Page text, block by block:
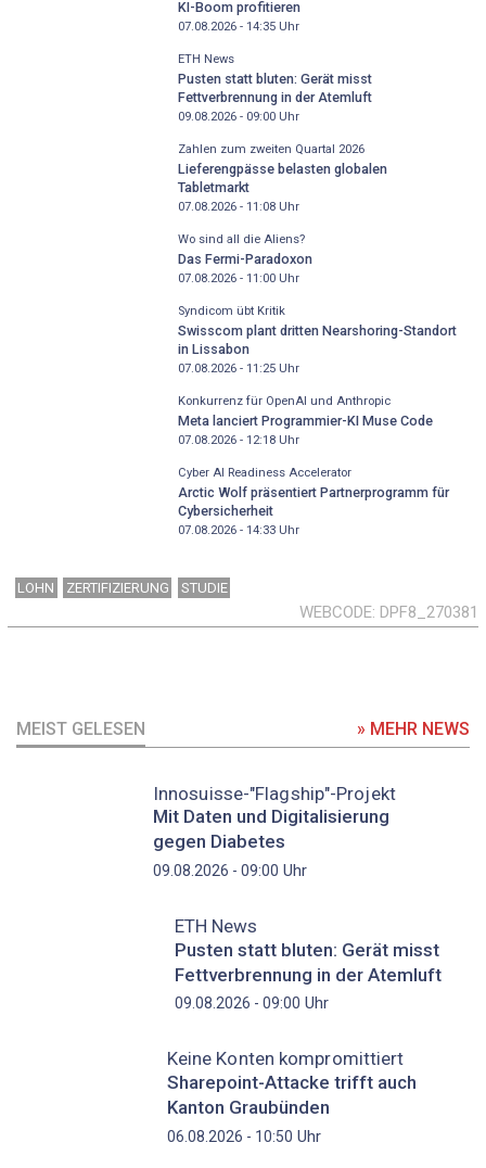
KI-Boom profitieren
07.08.2026 - 14:35Uhr
ETH News
Pusten statt bluten: Gerät misst
Fettverbrennung in der Atemluft
09.08.2026 - 09:00Uhr
Zahlen zum zweiten Quartal 2026
Lieferengpässe belasten globalen
Tabletmarkt
07.08.2026 - 11:08Uhr
Wo sind all die Aliens?
Das Fermi-Paradoxon
07.08.2026 - 11:00Uhr
Syndicom übt Kritik
Swisscom plant dritten Nearshoring-Standort
in Lissabon
07.08.2026 - 11:25Uhr
Konkurrenz für OpenAI und Anthropic
Meta lanciert Programmier-KI Muse Code
07.08.2026 - 12:18Uhr
Cyber AI Readiness Accelerator
Arctic Wolf präsentiert Partnerprogramm für
Cybersicherheit
07.08.2026 - 14:33Uhr
LOHN ZERTIFIZIERUNG STUDIE
WEBCODE DPF8_270381
MEIST GELESEN » MEHR NEWS
Innosuisse-"Flagship"-Projekt
Mit Daten und Digitalisierung
gegen Diabetes
09.08.2026 - 09:00 Uhr
ETH News
Pusten statt bluten: Gerät misst
Fettverbrennung in der Atemluft
09.08.2026 - 09:00 Uhr
Keine Konten kompromittiert
Sharepoint-Attacke trifft auch
Kanton Graubünden
06.08.2026 - 10:50 Uhr